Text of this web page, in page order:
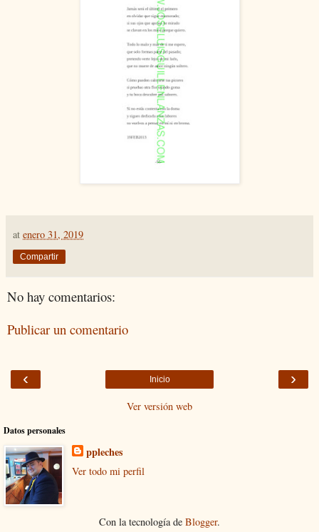
at enero 31, 2019
Compartir
No hay comentarios:
Publicar un comentario
‹ ›
Inicio
Ver versión web
Datos personales
ppleches
Ver todo mi perfil
Con la tecnología de Blogger.